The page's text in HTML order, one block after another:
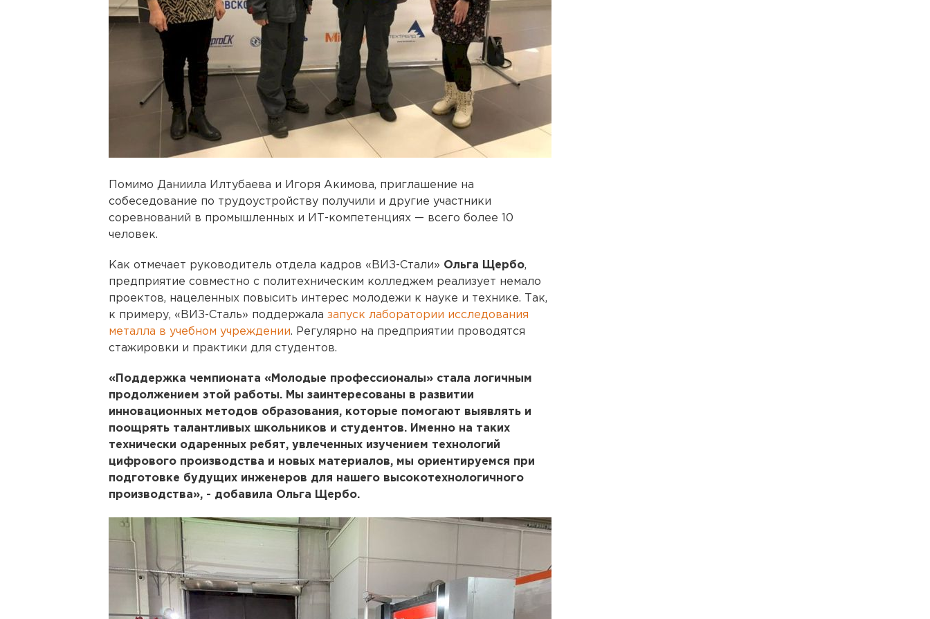
Помимо Даниила Илтубаева и Игоря Акимова, приглашение на
собеседование по трудоустройству получили и другие участники
соревнований в промышленных и ИТ-компетенциях — всего более 10
человек.
Как отмечает руководитель отдела кадров «ВИЗ-Стали» Ольга Щербо,
предприятие совместно с политехническим колледжем реализует немало
проектов, нацеленных повысить интерес молодежи к науке и технике. Так,
к примеру, «ВИЗ-Сталь» поддержала запуск лаборатории исследования
металла в учебном учреждении. Регулярно на предприятии проводятся
стажировки и практики для студентов.
«Поддержка чемпионата «Молодые профессионалы» стала логичным
продолжением этой работы. Мы заинтересованы в развитии
инновационных методов образования, которые помогают выявлять и
поощрять талантливых школьников и студентов. Именно на таких
технически одаренных ребят, увлеченных изучением технологий
цифрового производства и новых материалов, мы ориентируемся при
подготовке будущих инженеров для нашего высокотехнологичного
производства», - добавила Ольга Щербо.